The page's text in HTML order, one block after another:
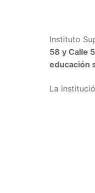
Instituto
58 y Calle
educación
La